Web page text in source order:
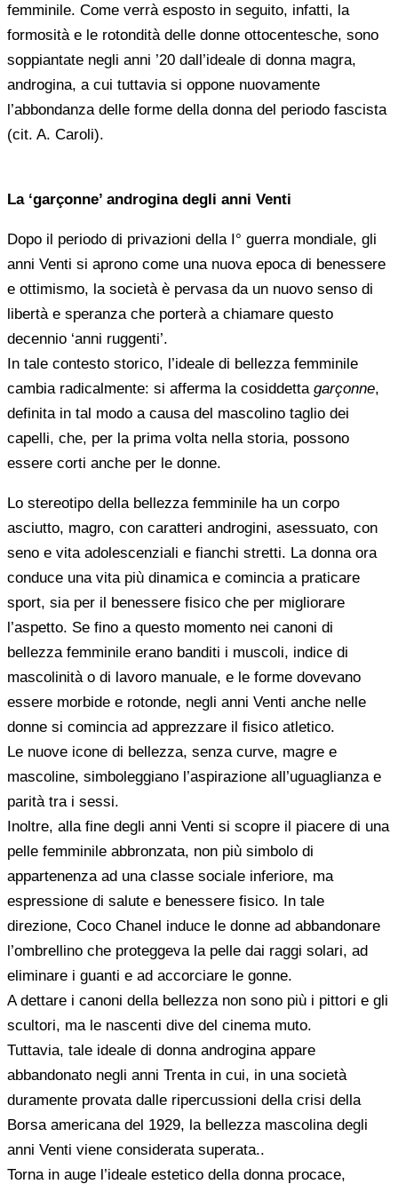
femminile. Come verrà esposto in seguito, infatti, la
formosità e le rotondità delle donne ottocentesche, sono
soppiantate negli anni ’20 dall’ideale di donna magra,
androgina, a cui tuttavia si oppone nuovamente
l’abbondanza delle forme della donna del periodo fascista
(cit. A. Caroli).
La ‘garçonne’ androgina degli anni Venti
Dopo il periodo di privazioni della I° guerra mondiale, gli
anni Venti si aprono come una nuova epoca di benessere
e ottimismo, la società è pervasa da un nuovo senso di
libertà e speranza che porterà a chiamare questo
decennio ‘anni ruggenti’.
In tale contesto storico, l’ideale di bellezza femminile
cambia radicalmente: si afferma la cosiddetta garçonne,
definita in tal modo a causa del mascolino taglio dei
capelli, che, per la prima volta nella storia, possono
essere corti anche per le donne.
Lo stereotipo della bellezza femminile ha un corpo
asciutto, magro, con caratteri androgini, asessuato, con
seno e vita adolescenziali e fianchi stretti. La donna ora
conduce una vita più dinamica e comincia a praticare
sport, sia per il benessere fisico che per migliorare
l’aspetto. Se fino a questo momento nei canoni di
bellezza femminile erano banditi i muscoli, indice di
mascolinità o di lavoro manuale, e le forme dovevano
essere morbide e rotonde, negli anni Venti anche nelle
donne si comincia ad apprezzare il fisico atletico.
Le nuove icone di bellezza, senza curve, magre e
mascoline, simboleggiano l’aspirazione all’uguaglianza e
parità tra i sessi.
Inoltre, alla fine degli anni Venti si scopre il piacere di una
pelle femminile abbronzata, non più simbolo di
appartenenza ad una classe sociale inferiore, ma
espressione di salute e benessere fisico. In tale
direzione, Coco Chanel induce le donne ad abbandonare
l’ombrellino che proteggeva la pelle dai raggi solari, ad
eliminare i guanti e ad accorciare le gonne.
A dettare i canoni della bellezza non sono più i pittori e gli
scultori, ma le nascenti dive del cinema muto.
Tuttavia, tale ideale di donna androgina appare
abbandonato negli anni Trenta in cui, in una società
duramente provata dalle ripercussioni della crisi della
Borsa americana del 1929, la bellezza mascolina degli
anni Venti viene considerata superata..
Torna in auge l’ideale estetico della donna procace,